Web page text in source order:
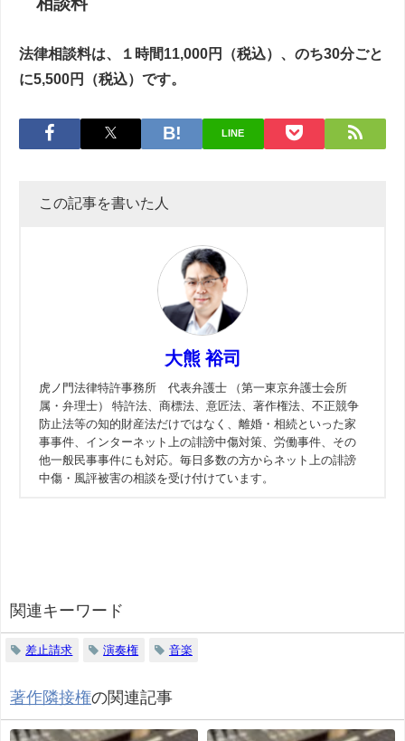
相談料
法律相談料は、１時間11,000円（税込）、のち30分ごと
に5,500円（税込）です。
LINE
この記事を書いた人
大熊 裕司
虎ノ門法律特許事務所 代表弁護士 （第一東京弁護士会所
属・弁理士） 特許法、商標法、意匠法、著作権法、不正競争
防止法等の知的財産法だけではなく、離婚・相続といった家
事事件、インターネット上の誹謗中傷対策、労働事件、その
他一般民事事件にも対応。毎日多数の方からネット上の誹謗
中傷・風評被害の相談を受け付けています。
関連キーワード
差止請求 演奏権 音楽
著作隣接権の関連記事